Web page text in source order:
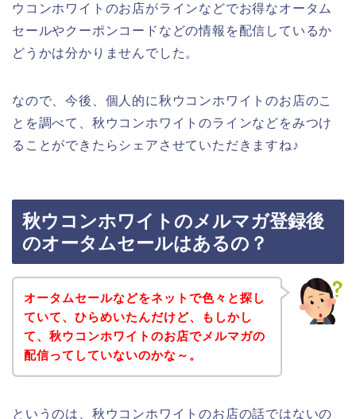
ウコンホワイトのお店がラインなどでお得なオータム
セールやクーポンコードなどの情報を配信しているか
どうかは分かりませんでした。
なので、今後、個人的に秋ウコンホワイトのお店のこ
とを調べて、秋ウコンホワイトのラインなどをみつけ
ることができたらシェアさせていただきますね♪
秋ウコンホワイトのメルマガ登録後
のオータムセールはあるの？
オータムセールなどをネットで色々と探し
ていて、ひらめいたんだけど、もしかし
て、秋ウコンホワイトのお店でメルマガの
配信ってしていないのかな～。
というのは、秋ウコンホワイトのお店の話ではないの